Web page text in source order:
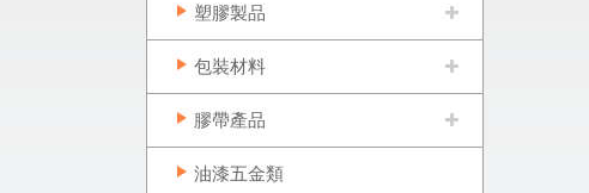
塑膠製品
包裝材料
膠帶產品
油漆五金類